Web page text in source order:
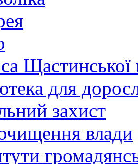
Щастинської
для
захист
влади